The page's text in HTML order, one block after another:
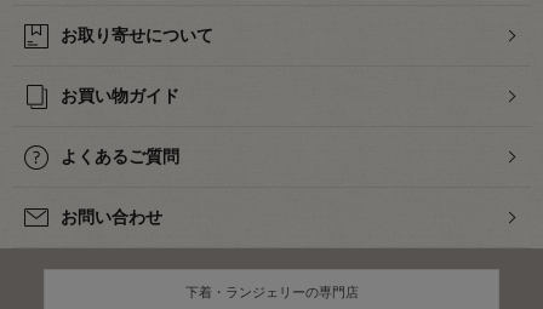
お取り寄せについて
お買い物ガイド
よくあるご質問
お問い合わせ
下着・ランジェリーの専門店